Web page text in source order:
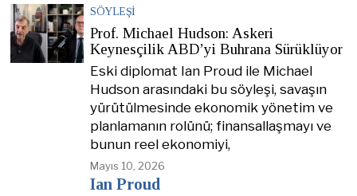
SÖYLEŞI
Prof. Michael Hudson: Askeri
Keynesçilik ABD’yi Buhrana Sürüklüyor
Eski diplomat Ian Proud ile Michael
Hudson arasındaki bu söyleşi, savaşın
yürütülmesinde ekonomik yönetim ve
planlamanın rolünü; finansallaşmayı ve
bunun reel ekonomiyi,
Mayıs 10, 2026
Ian Proud